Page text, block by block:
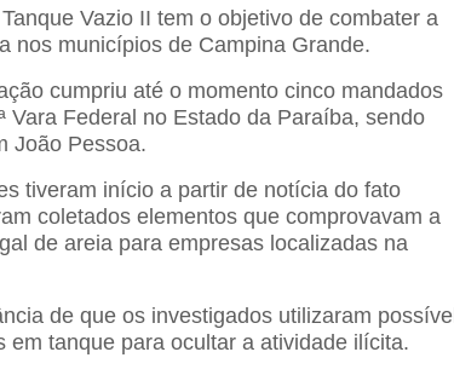
Vazio II tem o objetivo de combater a
nos municípios de Campina Grande.
cumpriu até o momento cinco mandados
Federal no Estado da Paraíba, sendo
João Pessoa.
tiveram início a partir de notícia do fato
coletados elementos que comprovavam a
de areia para empresas localizadas na
de que os investigados utilizaram possível
tanque para ocultar a atividade ilícita.